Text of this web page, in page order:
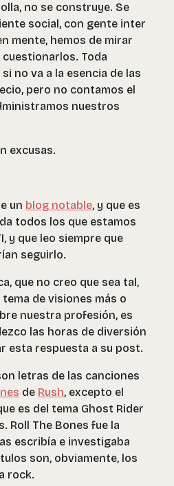
no se construye. Se
social, con gente inter
mente, hemos de mirar
Toda
no va a la esencia de las
pero no contamos el
nuestros
excusas.
un blog notable, y que es
todos los que estamos
y que leo siempre que
seguirlo.
que no creo que sea tal,
de visiones más o
nuestra profesión, es
las horas de diversión
esta respuesta a su post.
letras de las canciones
de Rush, excepto el
es del tema Ghost Rider
Roll The Bones fue la
escribía e investigaba
son, obviamente, los
rock.